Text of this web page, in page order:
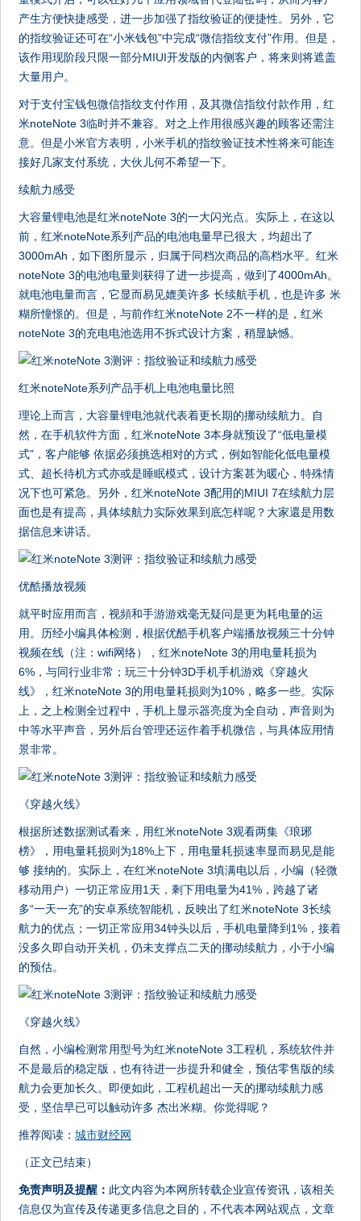
产生方便快捷感受，进一步加强了指纹验证的便捷性。另外，它
的指纹验证还可在“小米钱包”中完成“微信指纹支付”作用。但是，
该作用现阶段只限一部分MIUI开发版的内侧客户，将来则将遮盖
大量用户。
对于支付宝钱包微信指纹支付作用，及其微信指纹付款作用，红
米noteNote 3临时并不兼容。对之上作用很感兴趣的顾客还需注
意。但是小米官方表明，小米手机的指纹验证技术性将来可能连
接好几家支付系统，大伙儿何不希望一下。
续航力感受
大容量锂电池是红米noteNote 3的一大闪光点。实际上，在这以
前，红米noteNote系列产品的电池电量早已很大，均超出了
3000mAh，如下图所显示，归属于同档次商品的高档水平。红米
noteNote 3的电池电量则获得了进一步提高，做到了4000mAh。
就电池电量而言，它显而易见媲美许多 长续航手机，也是许多 米
糊所憧憬的。但是，与前作红米noteNote 2不一样的是，红米
noteNote 3的充电电池选用不拆式设计方案，稍显缺憾。
红米noteNote系列产品手机上电池电量比照
理论上而言，大容量锂电池就代表着更长期的挪动续航力。自
然，在手机软件方面，红米noteNote 3本身就预设了“低电量模
式”，客户能够 依据必须挑选相对的方式，例如智能化低电量模
式、超长待机方式亦或是睡眠模式，设计方案甚为暖心，特殊情
况下也可紧急。另外，红米noteNote 3配用的MIUI 7在续航力层
面也是有提高，具体续航力实际效果到底怎样呢？大家還是用数
据信息来讲话。
优酷播放视频
就平时应用而言，视頻和手游游戏毫无疑问是更为耗电量的运
用。历经小编具体检测，根据优酷手机客户端播放视频三十分钟
视频在线（注：wifi网络），红米noteNote 3的用电量耗损为
6%，与同行业非常；玩三十分钟3D手机手机游戏《穿越火
线》，红米noteNote 3的用电量耗损则为10%，略多一些。实际
上，之上检测全过程中，手机上显示器亮度为全自动，声音则为
中等水平声音，另外后台管理还运作着手机微信，与具体应用情
景非常。
《穿越火线》
根据所述数据测试看来，用红米noteNote 3观看两集《琅琊
榜》，用电量耗损则为18%上下，用电量耗损速率显而易见是能
够 接纳的。实际上，在红米noteNote 3填满电以后，小编（轻微
移动用户）一切正常应用1天，剩下用电量为41%，跨越了诸
多“一天一充”的安卓系统智能机，反映出了红米noteNote 3长续
航力的优点；一切正常应用34钟头以后，手机电量降到1%，接着
没多久即自动开关机，仍未支撑点二天的挪动续航力，小于小编
的预估。
《穿越火线》
自然，小编检测常用型号为红米noteNote 3工程机，系统软件并
不是最后的稳定版，也有待进一步提升和健全，预估零售版的续
航力会更加长久。即便如此，工程机超出一天的挪动续航力感
受，坚信早已可以触动许多 杰出米糊。你觉得呢？
推荐阅读：城市财经网
（正文已结束）
免责声明及提醒： 此文内容为本网所转载企业宣传资讯，该相关
信息仅为宣传及传递更多信息之目的，不代表本网站观点，文章